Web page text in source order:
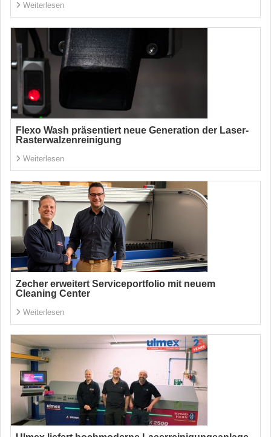
Weiterlesen
Flexo Wash präsentiert neue Generation der Laser-
Rasterwalzenreinigung
Weiterlesen
Zecher erweitert Serviceportfolio mit neuem
Cleaning Center
Weiterlesen